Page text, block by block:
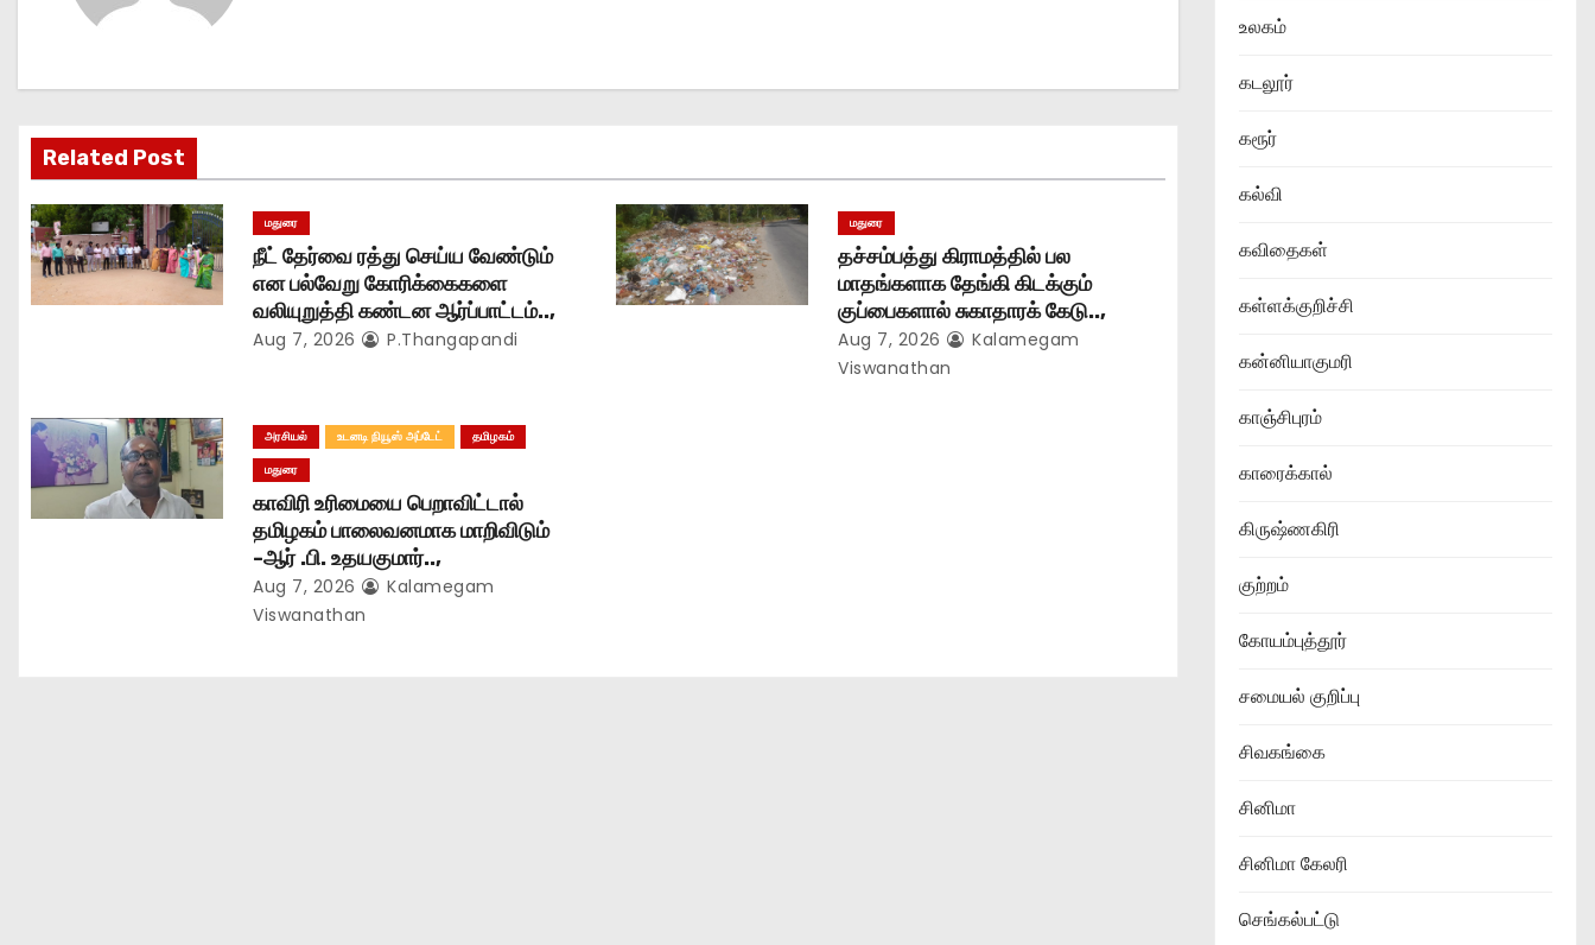
v
i
g
a
t
n
Related Post
மதுரை
நீட் தேர்வை ரத்து செய்ய வேண்டும்
என பல்வேறு கோரிக்கைகளை
வலியுறுத்தி கண்டன ஆர்ப்பாட்டம்..,
Aug 7, 2026 P.Thangapandi
மதுரை
தச்சம்பத்து கிராமத்தில் பல
மாதங்களாக தேங்கி கிடக்கும்
குப்பைகளால் சுகாதாரக் கேடு..,
Aug 7, 2026
Kalamegam
Viswanathan
அரசியல் உடனடி நியூஸ் அப்டேட்
தமிழகம்
மதுரை
காவிரி உரிமையை பெறாவிட்டால்
தமிழகம் பாலைவனமாக மாறிவிடும்
-ஆர் .பி. உதயகுமார்..,
Aug 7, 2026
Kalamegam
Viswanathan
உலகம்
கடலூர்
கரூர்
கல்வி
கவிதைகள்
கள்ளக்குறிச்சி
கன்னியாகுமரி
காஞ்சிபுரம்
காரைக்கால்
கிருஷ்ணகிரி
குற்றம்
கோயம்புத்தூர்
சமையல் குறிப்பு
சிவகங்கை
சினிமா
சினிமா கேலரி
செங்கல்பட்டு